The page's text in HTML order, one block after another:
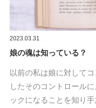
2023.03.31
娘の魂は知っている？
以前の私は娘に対して
したそのコントロール
ックになることを知り